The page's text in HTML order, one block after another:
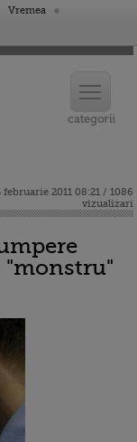
Vremea
februarie 2011 08:21 / 1086
vizualizari
"monstru"